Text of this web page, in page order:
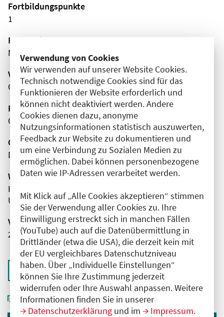
Verwendung von Cookies
Wir verwenden auf unserer Website Cookies.
Technisch notwendige Cookies sind für das
Funktionieren der Website erforderlich und
können nicht deaktiviert werden. Andere
Cookies dienen dazu, anonyme
Nutzungsinformationen statistisch auszuwerten,
Feedback zur Website zu dokumentieren und
um eine Verbindung zu Sozialen Medien zu
ermöglichen. Dabei können personenbezogene
Daten wie IP-Adressen verarbeitet werden.
Mit Klick auf „Alle Cookies akzeptieren“ stimmen
Sie der Verwendung aller Cookies zu. Ihre
Einwilligung erstreckt sich in manchen Fällen
(YouTube) auch auf die Datenübermittlung in
Drittländer (etwa die USA), die derzeit kein mit
der EU vergleichbares Datenschutzniveau
haben. Über „Individuelle Einstellungen“
können Sie Ihre Zustimmung jederzeit
widerrufen oder Ihre Auswahl anpassen. Weitere
Informationen finden Sie in unserer
Datenschutzerklärung und im Impressum.
Fortbildungspunkte
1
Fachgebiet(e)
Neurologie
Veranstaltungsort
Online
Fortbildungsformat
Online
Organisator(en)
Deutsche Gesellschaft für Neurologie e.V.
Wissenschaftliche Leitung
Herr Prof. Dr. med. Gereon R. Fink
Universitätsklinikum Köln
Veranstaltungsnummer
2761102026033370005
Zurück zur Übersicht